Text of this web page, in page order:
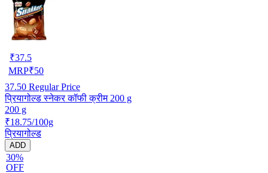
₹37.5
MRP₹50
37.50 Regular Price
प्रियागोल्ड स्नेकर कॉफी क्रीम 200 g
200 g
₹18.75/100g
प्रियागोल्ड
ADD
30%
OFF